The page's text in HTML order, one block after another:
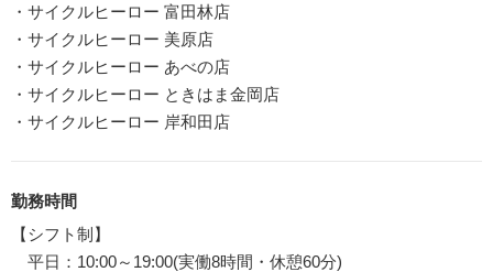
・サイクルヒーロー 富田林店
・サイクルヒーロー 美原店
・サイクルヒーロー あべの店
・サイクルヒーロー ときはま金岡店
・サイクルヒーロー 岸和田店
勤務時間
【シフト制】
平日：10:00～19:00(実働8時間・休憩60分)